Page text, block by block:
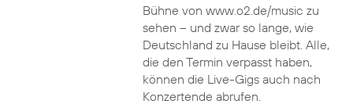
Bühne von www.o2.de/music zu
sehen – und zwar so lange, wie
Deutschland zu Hause bleibt. Alle,
die den Termin verpasst haben,
können die Live-Gigs auch nach
Konzertende abrufen.